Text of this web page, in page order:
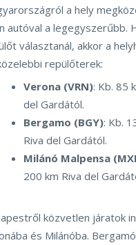
a hely
autóval a legegyszerűbb.
választanál, akkor a
repülőterek:
Verona (VRN): Kb. 85
del Gardától.
Bergamo (BGY): Kb.
Riva del Gardától.
Milánó Malpensa
200 km Riva del
közvetlen járatok
és Milánóba.